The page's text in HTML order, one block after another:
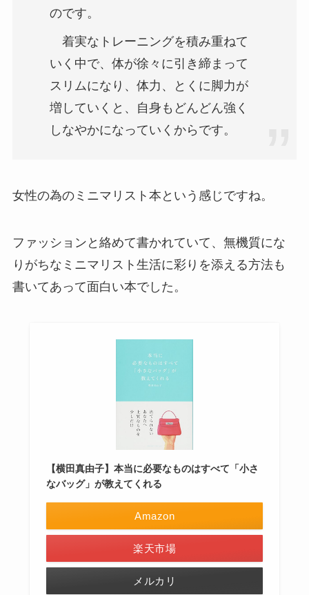
のです。
着実なトレーニングを積み重ねて
いく中で、体が徐々に引き締まって
スリムになり、体力、とくに脚力が
増していくと、自身もどんどん強く
しなやかになっていくからです。
女性の為のミニマリスト本という感じですね。
ファッションと絡めて書かれていて、無機質にな
りがちなミニマリスト生活に彩りを添える方法も
書いてあって面白い本でした。
【横田真由子】本当に必要なものはすべて「小さ
なバッグ」が教えてくれる
Amazon
楽天市場
メルカリ